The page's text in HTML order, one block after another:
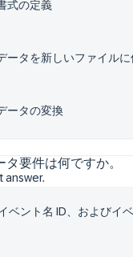
式の定義
ータを新しいファイルに
ータの変換
要件は何ですか。
answer.
ベント名 ID、およびイ